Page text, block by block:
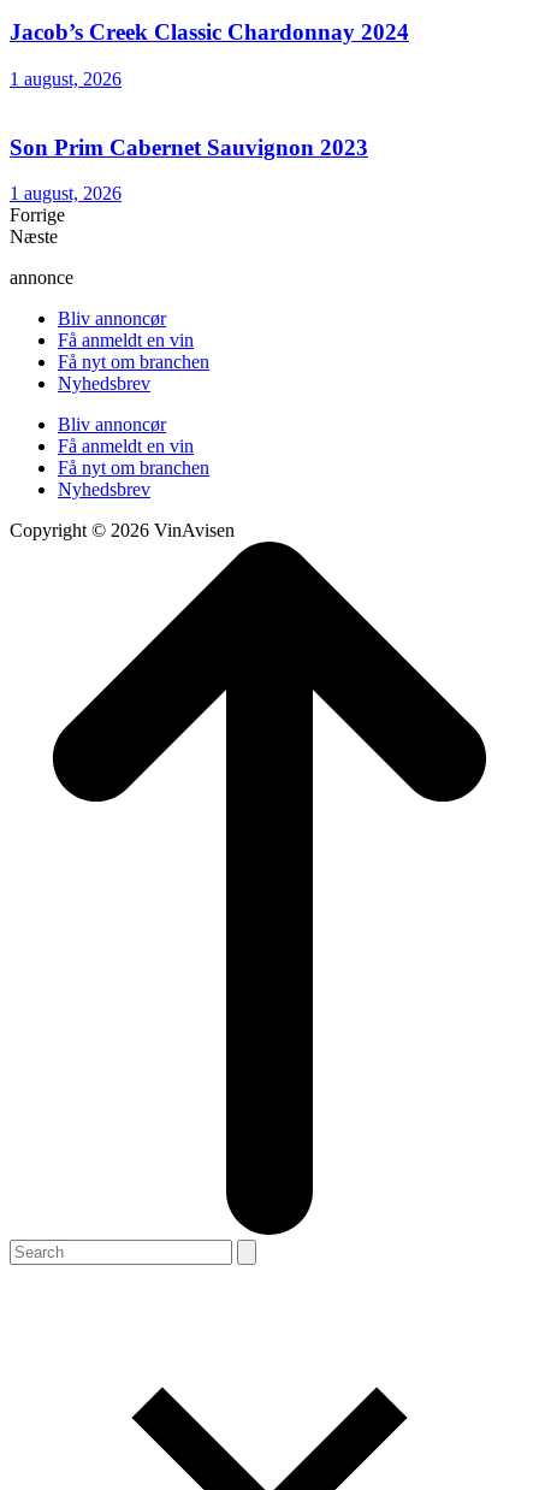
Jacob’s Creek Classic Chardonnay 2024
1 august, 2026
Son Prim Cabernet Sauvignon 2023
1 august, 2026
Forrige
Næste
annonce
Bliv annoncør
Få anmeldt en vin
Få nyt om branchen
Nyhedsbrev
Bliv annoncør
Få anmeldt en vin
Få nyt om branchen
Nyhedsbrev
Copyright © 2026 VinAvisen